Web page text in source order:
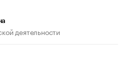
деятельности